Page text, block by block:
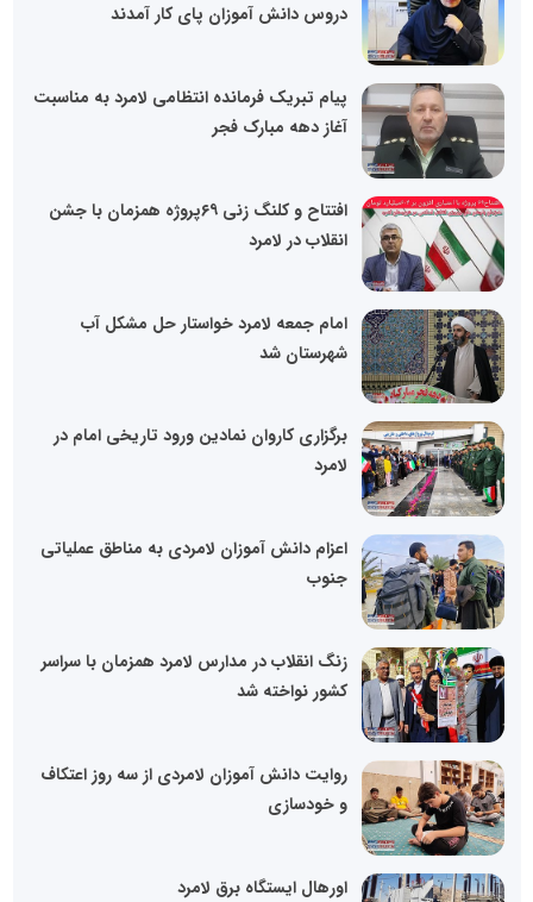
دروس دانش آموزان پای کار آمدند
پیام تبریک فرمانده انتظامی لامرد به مناسبت
آغاز دهه مبارک فجر
افتتاح و کلنگ زنی ۶۹پروژه همزمان با جشن
انقلاب در لامرد
امام جمعه لامرد خواستار حل مشکل آب
شهرستان شد
برگزاری کاروان نمادین ورود تاریخی امام در
لامرد
اعزام دانش آموزان لامردی به مناطق عملیاتی
جنوب
زنگ انقلاب در مدارس لامرد همزمان با سراسر
کشور نواخته شد
روایت دانش آموزان لامردی از سه روز اعتکاف
و خودسازی
‌اورهال ایستگاه برق لامرد